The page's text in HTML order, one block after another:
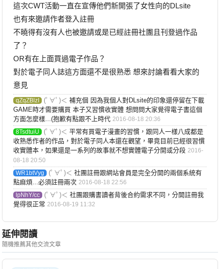
這次CWT活動一直在宣傳他們新開張了女性向的DLsite
也有來邀請作者登入註冊
不曉得有沒有人也被邀請或是已經註冊社團且刊登過作品
了？
OR有在上面買過電子作品？
對於電子同人誌這方面還不是很熟悉 想來討論看看大家的
意見
qZqZBlzI (ﾟ∀ﾟ)＜ 補充個 因為我個人對DLsite的印象還停留在下載
GAME時才需要購買 本子又習慣收實體 想問問大家覺得電子書這個
方面怎麼樣...(抱歉有點跟不上時代2016-08-18 20:36
8TsdtuiU
(ﾟ∀ﾟ)＜ 平常有買電子漫畫的習慣，跟同人一樣八成都是
收熟悉作者的作品，對於電子同人本還在觀望，畢竟目前已經很習慣
收實體本，如果還是一系列的故事就不想實體電子分開或分段2016-
08-18 20:50
WR1btVyg
(ﾟ∀ﾟ)＜ 社團註冊跟網站會員是完全分開的兩個系統有
點麻煩...必須註冊兩次2016-08-18 22:56
lpNhY/cc
(ﾟ∀ﾟ)＜ 社團跟購書讀者背後合約需求不同，分開註冊我
覺得很正常2016-08-19 11:32
延伸閱讀
隨機推薦其他交流文章